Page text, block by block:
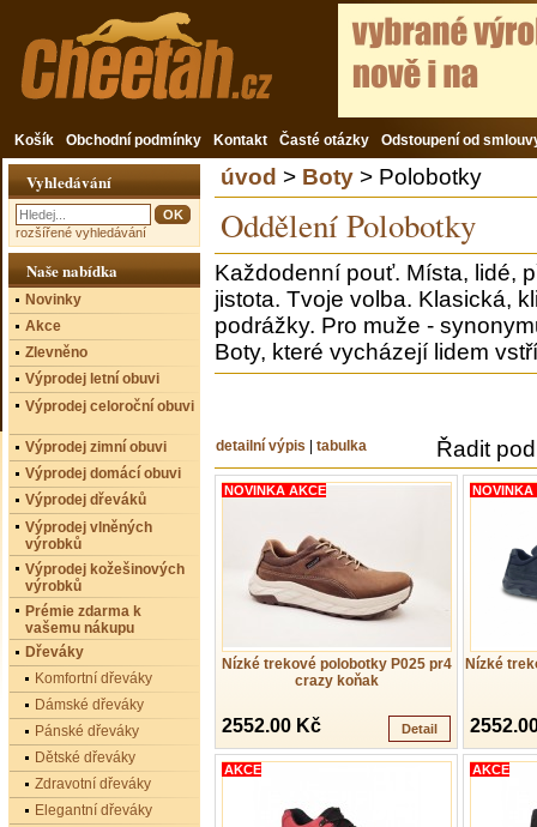
Košík Obchodní podmínky Kontakt Časté otázky Odstoupení od
úvod > Boty > Polobotky
Oddělení Polobotky
Každodenní pouť. Místa, lidé,
jistota. Tvoje volba. Klasická,
podrážky. Pro muže -
Boty, které vycházejí lidem
detailní výpis tabulka Řadit
Nízké trekové polobotky P025 pr4
crazy koňak
NOVINKA AKCE
2552.00 Kč Detail
Nízké
NOVINKA
AKCE AKCE
Vyhledávání
rozšířené vyhledávání
Naše nabídka
Novinky
Akce
Zlevněno
Výprodej letní obuvi
Výprodej celoroční obuvi
Výprodej zimní obuvi
Výprodej domácí obuvi
Výprodej dřeváků
Výprodej vlněných
výrobků
Výprodej kožešinových
výrobků
Prémie zdarma k
vašemu nákupu
Dřeváky
Komfortní dřeváky
Dámské dřeváky
Pánské dřeváky
Dětské dřeváky
Zdravotní dřeváky
Elegantní dřeváky